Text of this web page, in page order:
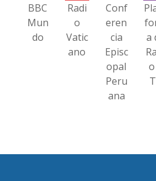
BBC
Mun
do
Radi
o
Vatic
ano
Conf
eren
cia
Episc
opal
Peru
ana
a